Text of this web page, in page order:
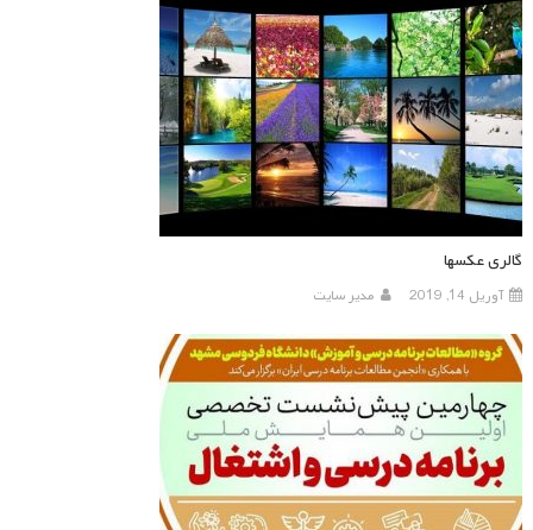
گالری عکسها
آوریل 14, 2019 مدیر سایت